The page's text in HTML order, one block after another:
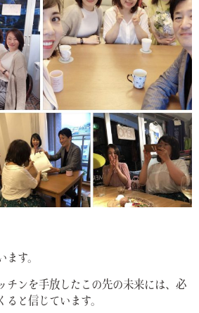
す。
チンを手放したこの先の未来には、必
ると信じています。